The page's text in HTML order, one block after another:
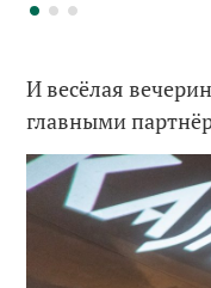
И весёлая
главными